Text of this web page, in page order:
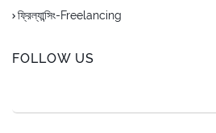
ফ্রিল্যান্সিং-Freelancing
FOLLOW US